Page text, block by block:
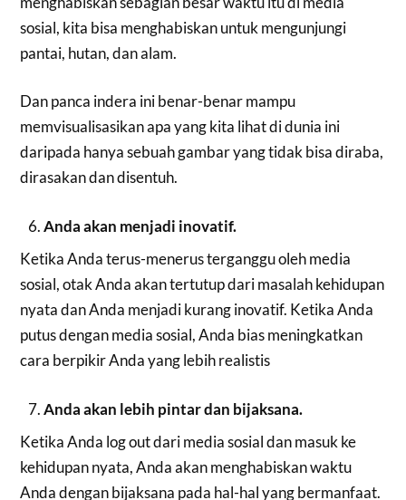
sosial, kita bisa menghabiskan untuk mengunjungi
pantai, hutan, dan alam.
Dan panca indera ini benar-benar mampu
memvisualisasikan apa yang kita lihat di dunia ini
daripada hanya sebuah gambar yang tidak bisa diraba,
dirasakan dan disentuh.
Anda akan menjadi inovatif.
Ketika Anda terus-menerus terganggu oleh media
sosial, otak Anda akan tertutup dari masalah kehidupan
nyata dan Anda menjadi kurang inovatif. Ketika Anda
putus dengan media sosial, Anda bias meningkatkan
cara berpikir Anda yang lebih realistis
Anda akan lebih pintar dan bijaksana.
Ketika Anda log out dari media sosial dan masuk ke
kehidupan nyata, Anda akan menghabiskan waktu
Anda dengan bijaksana pada hal-hal yang bermanfaat.